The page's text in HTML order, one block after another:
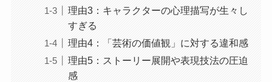
理由3：キャラクターの心理描写が生々し
すぎる
理由4：「芸術の価値観」に対する違和感
理由5：ストーリー展開や表現技法の圧迫
感